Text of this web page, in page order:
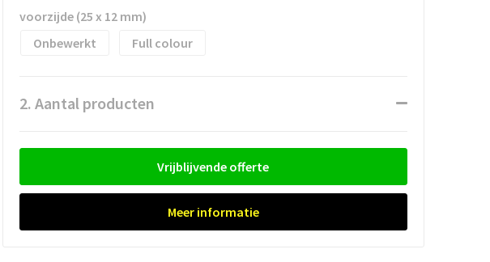
voorzijde (25 x 12 mm)
Onbewerkt
Full colour
2. Aantal producten
Vrijblijvende offerte
Meer informatie